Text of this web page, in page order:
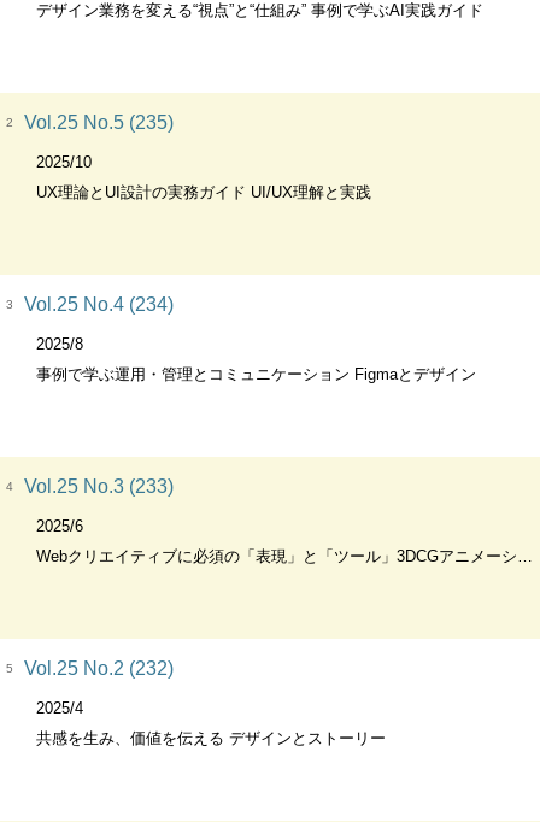
デザイン業務を変える“視点”と“仕組み” 事例で学ぶAI実践ガイド
2 Vol.25 No.5 (235)
2025/10
UX理論とUI設計の実務ガイド UI/UX理解と実践
3 Vol.25 No.4 (234)
2025/8
事例で学ぶ運用・管理とコミュニケーション Figmaとデザイン
4 Vol.25 No.3 (233)
2025/6
Webクリエイティブに必須の「表現」と「ツール」3DCGアニメーションで魅せる! Blender&Lottie完全ガイド
5 Vol.25 No.2 (232)
2025/4
共感を生み、価値を伝える デザインとストーリー